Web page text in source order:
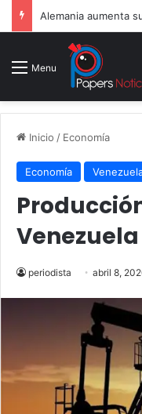
Menu
Inicio / Economía
Economía
periodista abril 8,